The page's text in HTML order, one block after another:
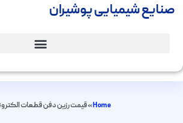
صنایع شیمیایی پوشیران
Home
»قیمت رزین دفن قطعات